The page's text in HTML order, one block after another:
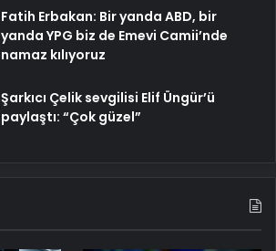
Fatih Erbakan: Bir yanda ABD, bir
yanda YPG biz de Emevi Camii’nde
namaz kılıyoruz
Şarkıcı Çelik sevgilisi Elif Üngür’ü
paylaştı: “Çok güzel”